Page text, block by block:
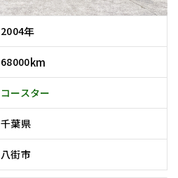
2004年
68000km
コースター
千葉県
八街市